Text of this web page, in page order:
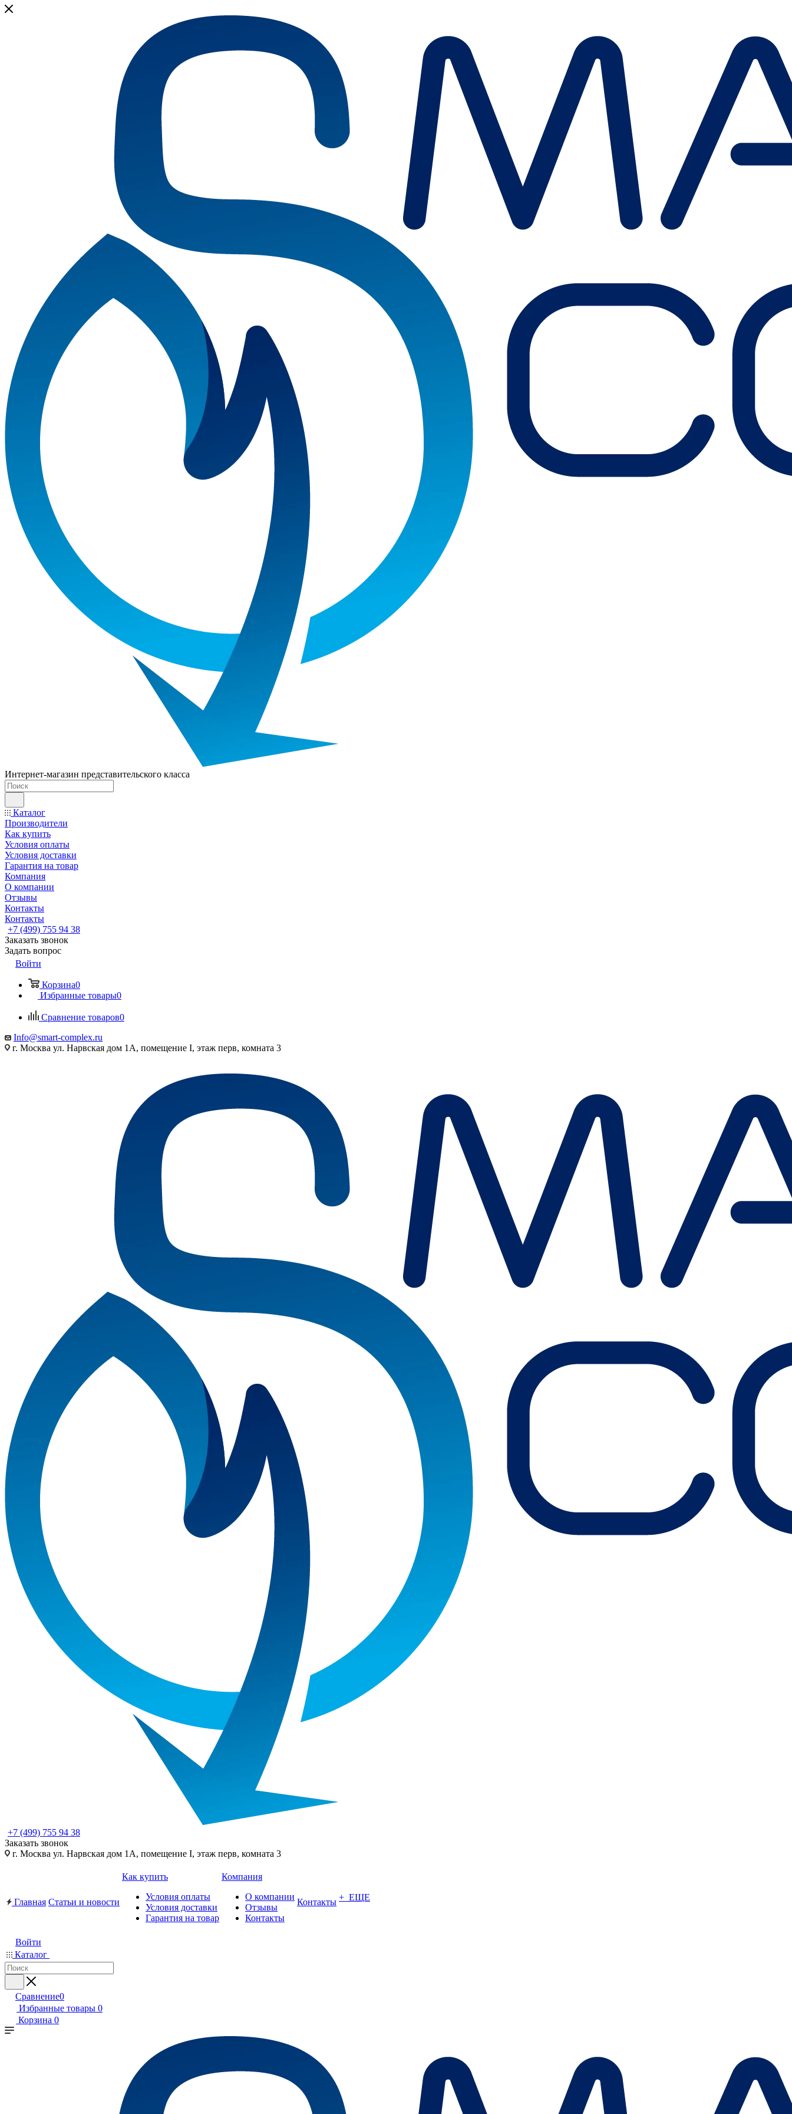
Интернет-магазин представительского класса
Каталог
Производители
Как купить
Условия оплаты
Условия доставки
Гарантия на товар
Компания
О компании
Отзывы
Контакты
Контакты
+7 (499) 755 94 38
Заказать звонок
Задать вопрос
Войти
Корзина0
Избранные товары0
Сравнение товаров0
Info@smart-complex.ru
г. Москва ул. Нарвская дом 1А, помещение I, этаж перв, комната 3
+7 (499) 755 94 38
Заказать звонок
г. Москва ул. Нарвская дом 1А, помещение I, этаж перв, комната 3
Главная Статьи и новости
Как купить
Условия оплаты
Условия доставки
Гарантия на товар
Компания
О компании
Отзывы
Контакты
Контакты + ЕЩЕ
Войти
Каталог
Сравнение0
Избранные товары 0
Корзина 0